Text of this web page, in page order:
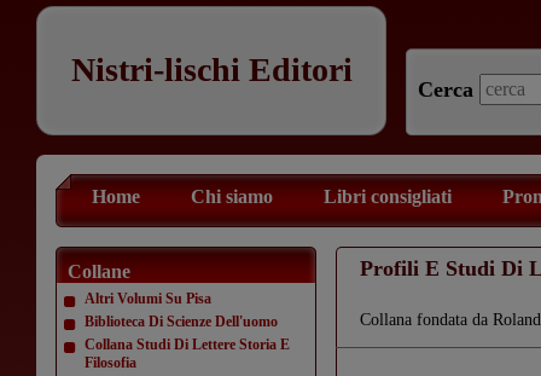
Nistri-lischi Editori
Cerca
Home Chi siamo Libri consigliati
Collane
Altri Volumi Su Pisa
Biblioteca Di Scienze Dell'uomo
Collana Studi Di Lettere Storia E
Filosofia
Profili E Studi Di
Collana fondata da